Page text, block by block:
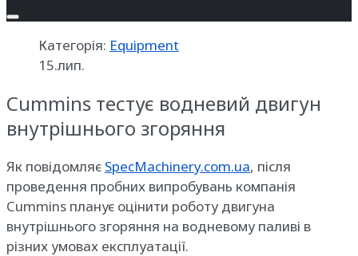
Категорія: Equipment
15.лип.
Cummins тестує водневий двигун
внутрішнього згоряння
Як повідомляє SpecMachinery.com.ua, після
проведення пробних випробувань компанія
Cummins планує оцінити роботу двигуна
внутрішнього згоряння на водневому паливі в
різних умовах експлуатації.